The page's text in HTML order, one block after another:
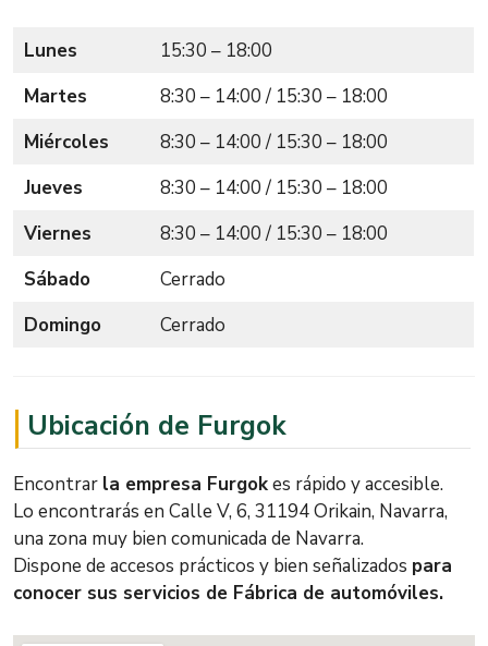
Lunes
15:30 – 18:00
Martes
8:30 – 14:00 / 15:30 – 18:00
Miércoles
8:30 – 14:00 / 15:30 – 18:00
Jueves
8:30 – 14:00 / 15:30 – 18:00
Viernes
8:30 – 14:00 / 15:30 – 18:00
Sábado
Cerrado
Domingo
Cerrado
Ubicación de Furgok
Encontrar la empresa Furgokes rápido y accesible.
Lo encontrarás en Calle V, 6, 31194 Orikain, Navarra,
una zona muy bien comunicada de Navarra.
Dispone de accesos prácticos y bien señalizados para
conocer sus servicios de Fábrica de automóviles.